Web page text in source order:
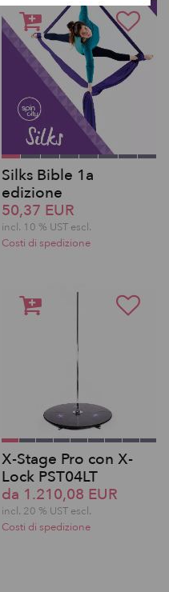
Silks Bible 1a
edizione
50,37 EUR
incl. 10 % UST escl.
Costi di spedizione
X-Stage Pro con X-
Lock PST04LT
da 1.210,08 EUR
incl. 20 % UST escl.
Costi di spedizione